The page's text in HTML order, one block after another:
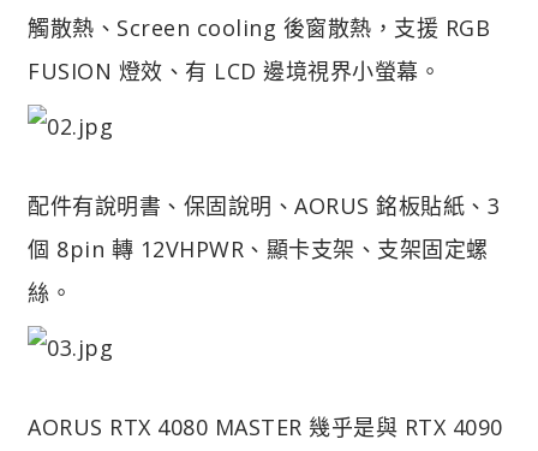
觸散熱、Screen cooling 後窗散熱，支援 RGB
FUSION 燈效、有 LCD 邊境視界小螢幕。
配件有說明書、保固說明、AORUS 銘板貼紙、3
個 8pin 轉 12VHPWR、顯卡支架、支架固定螺
絲。
AORUS RTX 4080 MASTER 幾乎是與 RTX 4090